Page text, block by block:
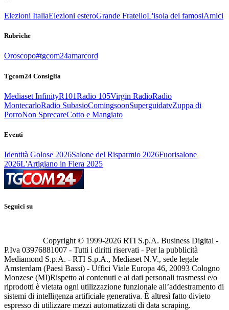
Elezioni ItaliaElezioni esteroGrande FratelloL'isola dei famosiAmici
Rubriche
Oroscopo#tgcom24amarcord
Tgcom24 Consiglia
Mediaset InfinityR101Radio 105Virgin RadioRadio
MontecarloRadio SubasioComingsoonSuperguidatvZuppa di
PorroNon SprecareCotto e Mangiato
Eventi
Identità Golose 2026Salone del Risparmio 2026Fuorisalone
2026L'Artigiano in Fiera 2025
Seguici su
Copyright © 1999-2026 RTI S.p.A. Business Digital -
P.Iva 03976881007 - Tutti i diritti riservati - Per la pubblicità
Mediamond S.p.A. - RTI S.p.A., Mediaset N.V., sede legale
Amsterdam (Paesi Bassi) - Uffici Viale Europa 46, 20093 Cologno
Monzese (MI)Rispetto ai contenuti e ai dati personali trasmessi e/o
riprodotti è vietata ogni utilizzazione funzionale all’addestramento di
sistemi di intelligenza artificiale generativa. È altresì fatto divieto
espresso di utilizzare mezzi automatizzati di data scraping.